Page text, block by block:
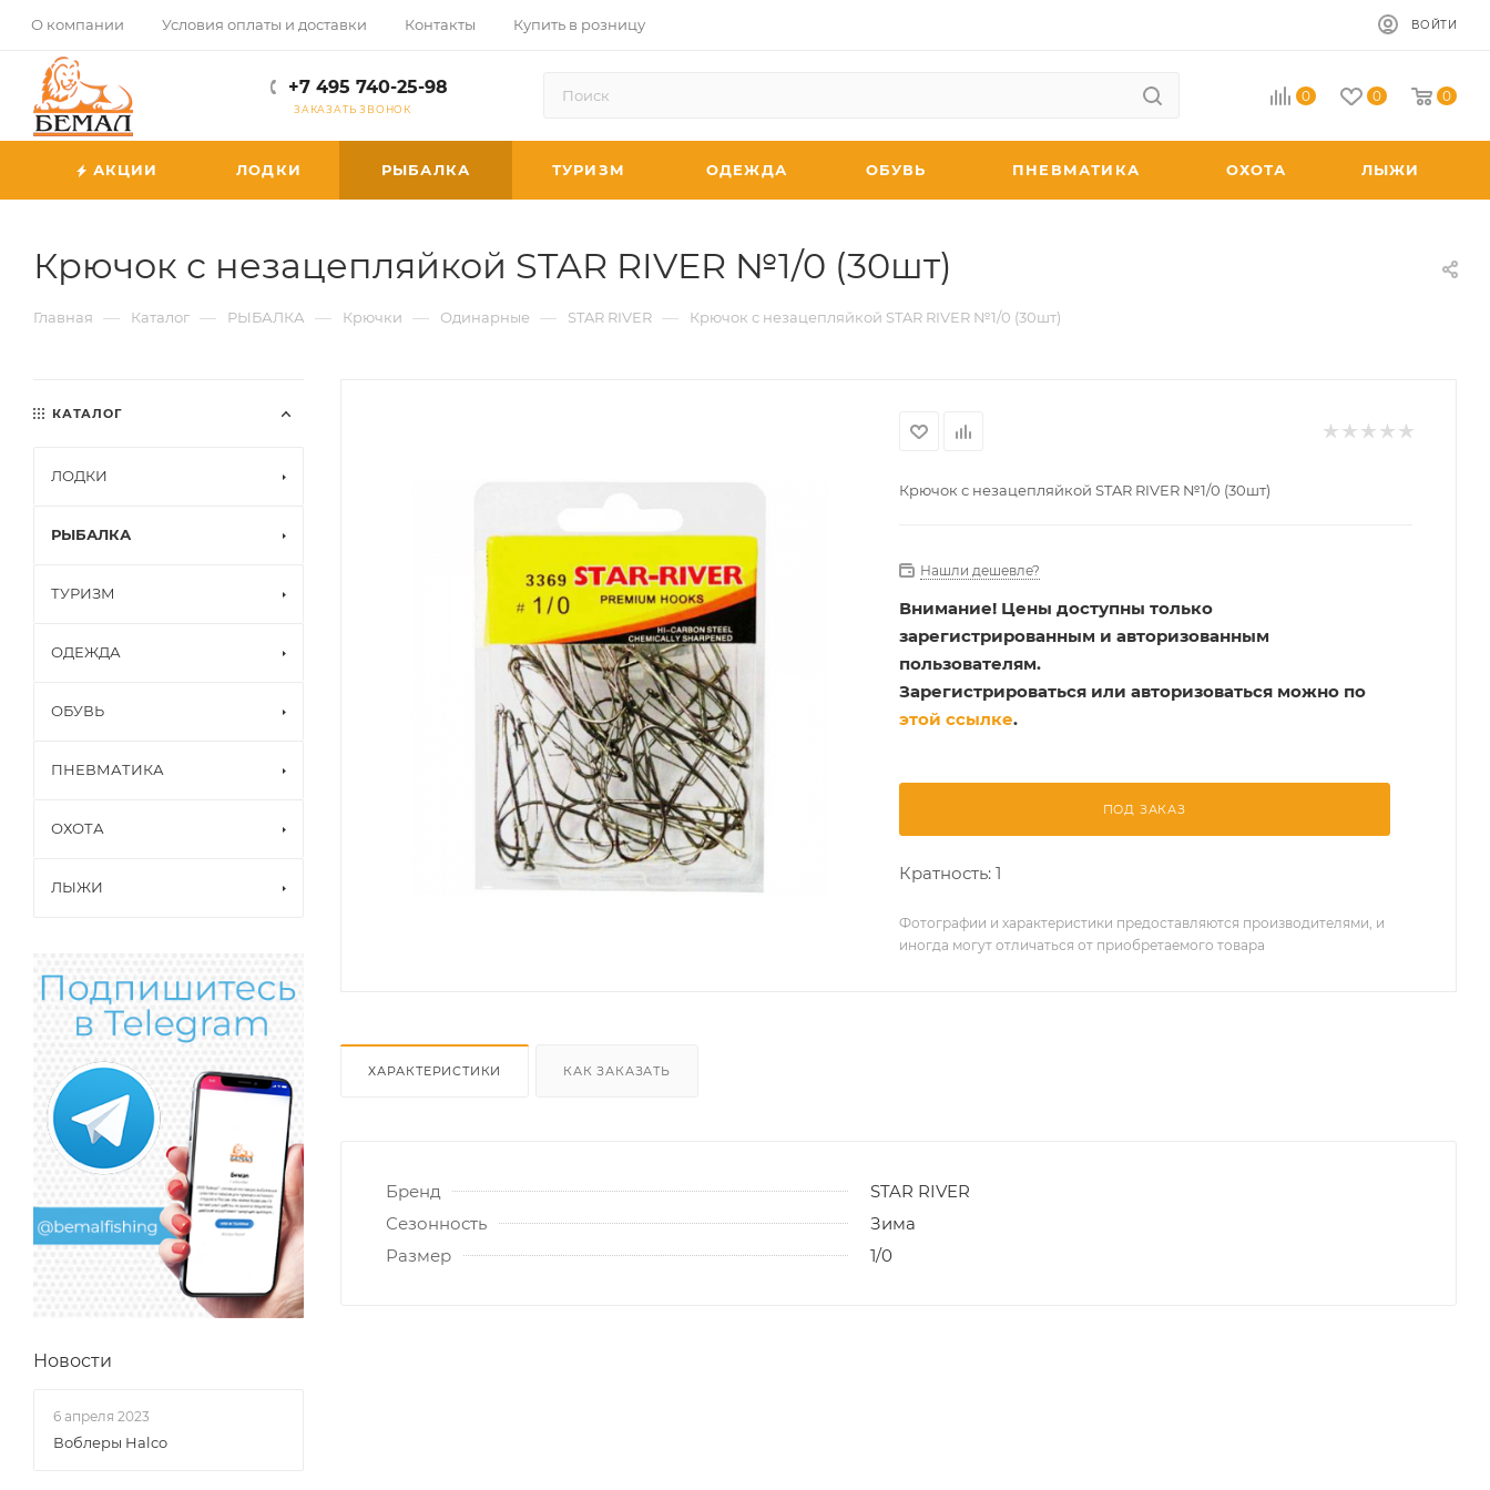
О компании Условия оплаты и доставки Контакты Купить в розницу ВОЙТИ
+7 495 740-25-98
ЗАКАЗАТЬ ЗВОНОК
0 0 0
АКЦИИ ЛОДКИ РЫБАЛКА ТУРИЗМ ОДЕЖДА ОБУВЬ ПНЕВМАТИКА ОХОТА ЛЫЖИ
Крючок с незацепляйкой STAR RIVER №1/0 (30шт)
Главная — Каталог — РЫБАЛКА — Крючки — Одинарные — STAR RIVER — Крючок с незацепляйкой STAR RIVER №1/0 (30шт)
Крючок с незацепляйкой STAR RIVER №1/0 (30шт)
Нашли дешевле?
Внимание! Цены доступны только
зарегистрированным и авторизованным
пользователям.
Зарегистрироваться или авторизоваться можно по
этой ссылке.
ПОД ЗАКАЗ
Кратность: 1
Фотографии и характеристики предоставляются производителями, и
иногда могут отличаться от приобретаемого товара
ХАРАКТЕРИСТИКИ КАК ЗАКАЗАТЬ
Бренд
STAR RIVER
Сезонность
Зима
Размер
1/0
КАТАЛОГ
ЛОДКИ
РЫБАЛКА
ТУРИЗМ
ОДЕЖДА
ОБУВЬ
ПНЕВМАТИКА
ОХОТА
ЛЫЖИ
Новости
6 апреля 2023
Воблеры Halco